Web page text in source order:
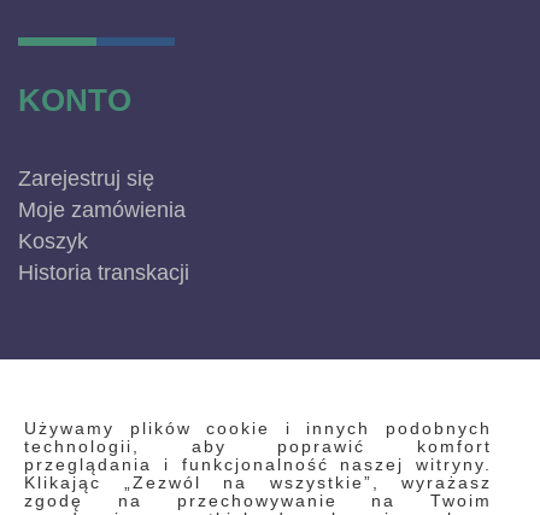
Używamy plików cookie i innych podobnych
technologii, aby poprawić komfort
przeglądania i funkcjonalność naszej witryny.
Klikając „Zezwól na wszystkie”, wyrażasz
zgodę na przechowywanie na Twoim
KONTO
Zarejestruj się
Moje zamówienia
Koszyk
Historia transkacji
INFORMACJE
Regulamin